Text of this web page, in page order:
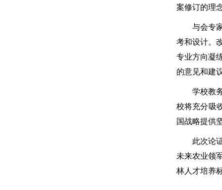
案修订的理
与会专
考和设计。
专业方向凝
的意见和建
学校教
校将充分吸
国战略提供
此次论
未来农业领
林人才培养